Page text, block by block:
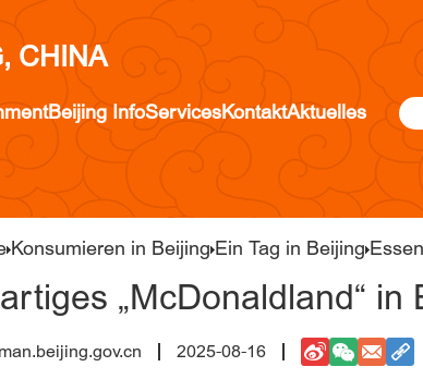
CHINA
Beijing InfoServicesKontaktAktuelles
Konsumieren in Beijing Ein Tag in Beijing
„McDonaldland“ in
2025-08-16